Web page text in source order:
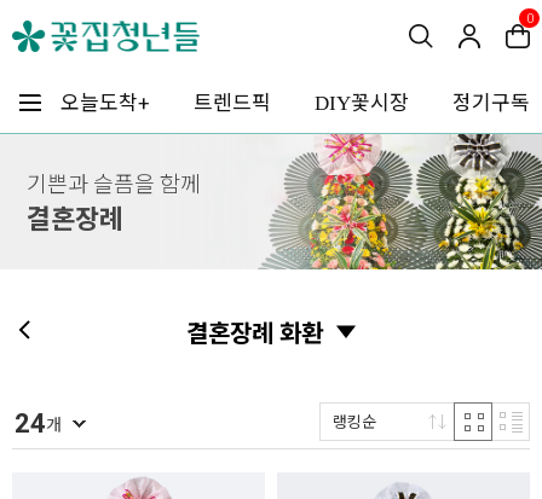
0
오늘도착+ 트렌드픽 DIY꽃시장 정기구독
기쁜과 슬픔을 함께
결혼장례
결혼장례 화환
24개 랭킹순